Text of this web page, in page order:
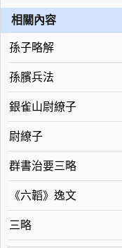
相關內容
孫子略解
孫臏兵法
銀雀山尉繚子
尉繚子
群書治要三略
《六韜》逸文
三略